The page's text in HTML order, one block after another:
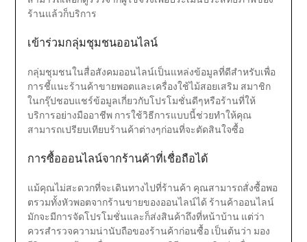
ร้านแล้วก็บริการ
เข้าร่วมกลุ่มชุมชนออนไลน์
กลุ่มชุมชนในสื่อสังคมออนไลน์เป็นแหล่งข้อมูลที่ดีสำหรับเพื่อ
การชี้แนะร้านค้าขายพอตและเครื่องใช้ไม้สอยเสริม สมาชิก
ในกรุ๊ปชอบแชร์ข้อมูลเกี่ยวกับโปรโมชั่นดีๆหรือร้านที่ให้
บริการอย่างมืออาชีพ การใช้วิธีการแบบนี้ช่วยทำให้คุณ
สามารถเปรียบเทียบร้านค้าต่างๆก่อนที่จะตัดสินใจซื้อ
การซื้อออนไลน์จากร้านค้าที่เชื่อถือได้
แม้คุณไม่สะดวกที่จะเดินทางไปที่ร้านค้า คุณสามารถสั่งซื้อพอ
ตรวมทั้งหัวพอตจากร้านขายของออนไลน์ได้ ร้านค้าออนไลน์
มักจะมีการจัดโปรโมชั่นและก็ส่งสินค้าถึงที่หน้าบ้าน แต่ว่า
ควรสำรวจความน่านับถือของร้านค้าก่อนซื้อ เป็นต้นว่า มอง